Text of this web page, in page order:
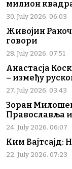
милион
30. July 2026. 06:03
Живојин
говори
28. July 2026. 07:51
Анастасја
– између
27. July 2026. 03:43
Зоран
Православља
24. July 2026. 06:07
Ким Вајтсајд:
22. July 2026. 07:23